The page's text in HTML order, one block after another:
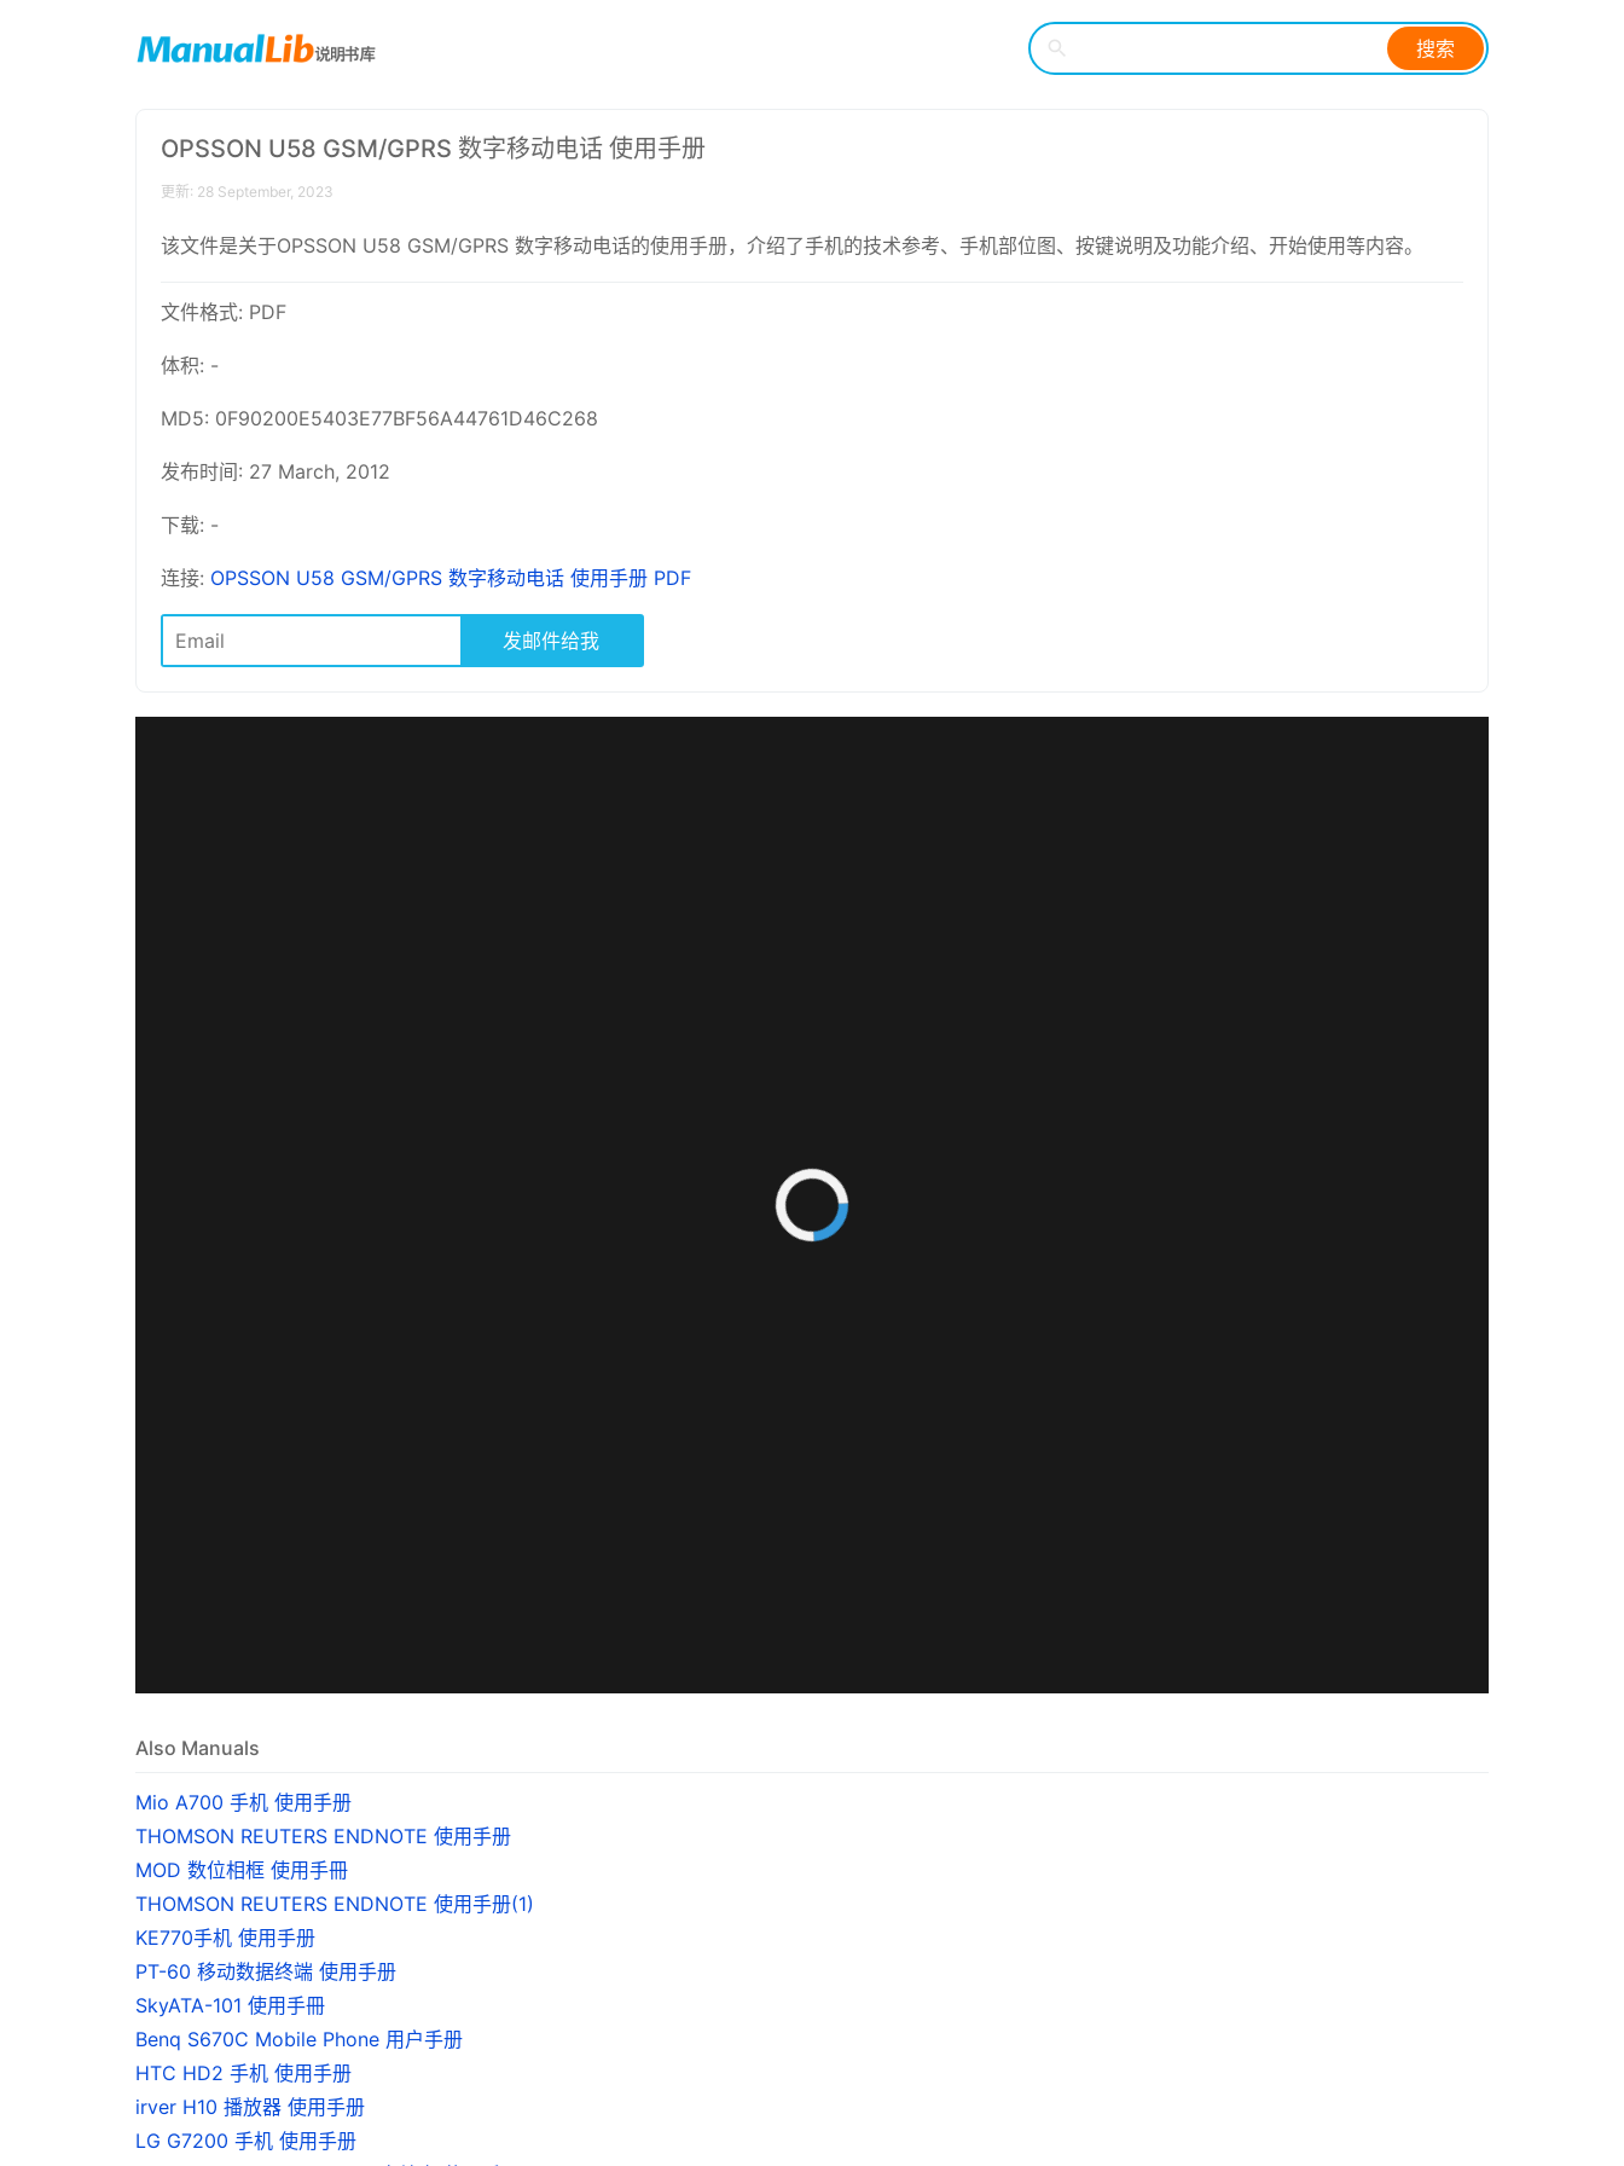
搜索
OPSSON U58 GSM/GPRS 数字移动电话 使用手册
更新: 28 September, 2023
该文件是关于OPSSON U58 GSM/GPRS 数字移动电话的使用手册，介绍了手机的技术参考、手机部位图、按键说明及功能介绍、开始使用等内容。
文件格式: PDF
体积: -
MD5: 0F90200E5403E77BF56A44761D46C268
发布时间: 27 March, 2012
下载: -
连接: OPSSON U58 GSM/GPRS 数字移动电话 使用手册 PDF
发邮件给我
Also Manuals
Mio A700 手机 使用手册
THOMSON REUTERS ENDNOTE 使用手册
MOD 数位相框 使用手冊
THOMSON REUTERS ENDNOTE 使用手册(1)
KE770手机 使用手册
PT-60 移动数据终端 使用手册
SkyATA-101 使用手冊
Benq S670C Mobile Phone 用户手册
HTC HD2 手机 使用手册
irver H10 播放器 使用手册
LG G7200 手机 使用手册